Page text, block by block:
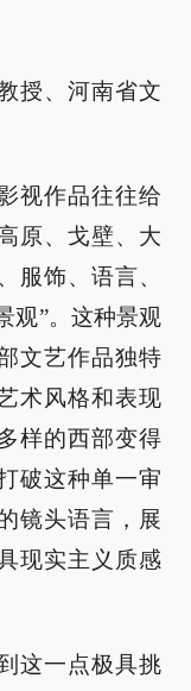
授、河南省文
视作品往往给
原、戈壁、大
服饰、语言、
观”。这种景观
文艺作品独特
术风格和表现
样的西部变得
破这种单一审
镜头语言，展
现实主义质感
这一点极具挑